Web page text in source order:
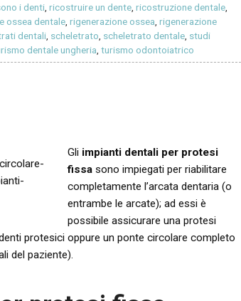
i denti ,ricostruire un dente ,ricostruzione dentale
ossea dentale ,rigenerazione ossea ,rigenerazione
dentali scheletrato scheletrato dentale studi
dentale ungheria ,turismo odontoiatrico
Gli impianti dentali per protesi
fissasono impiegati per riabilitare
completamente l’arcata dentaria (o
entrambe le arcate); ad essi è
possibile assicurare una protesi
protesici oppure un ponte circolare completo
del paziente).